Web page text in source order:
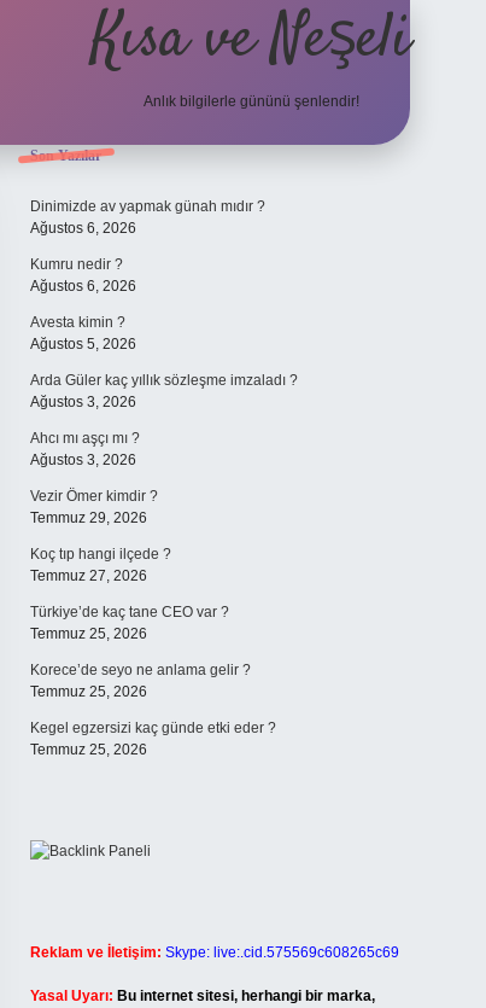
Kısa ve Neşeli
Anlık bilgilerle gününü şenlendir!
Sidebar
Son Yazılar
Dinimizde av yapmak günah mıdır ?
Ağustos 6, 2026
Kumru nedir ?
Ağustos 6, 2026
Avesta kimin ?
Ağustos 5, 2026
Arda Güler kaç yıllık sözleşme imzaladı ?
Ağustos 3, 2026
Ahcı mı aşçı mı ?
Ağustos 3, 2026
Vezir Ömer kimdir ?
Temmuz 29, 2026
Koç tıp hangi ilçede ?
Temmuz 27, 2026
Türkiye’de kaç tane CEO var ?
Temmuz 25, 2026
Korece’de seyo ne anlama gelir ?
Temmuz 25, 2026
Kegel egzersizi kaç günde etki eder ?
Temmuz 25, 2026
Reklam ve İletişim: Skype: live:.cid.575569c608265c69
Yasal Uyarı: Bu internet sitesi, herhangi bir marka,